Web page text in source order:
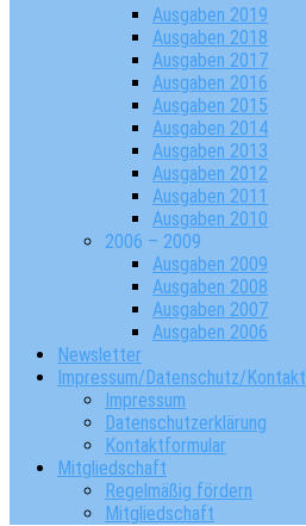
Ausgaben 2019
Ausgaben 2018
Ausgaben 2017
Ausgaben 2016
Ausgaben 2015
Ausgaben 2014
Ausgaben 2013
Ausgaben 2012
Ausgaben 2011
Ausgaben 2010
2006 – 2009
Ausgaben 2009
Ausgaben 2008
Ausgaben 2007
Ausgaben 2006
Newsletter
Impressum/Datenschutz/Kontakt
Impressum
Datenschutzerklärung
Kontaktformular
Mitgliedschaft
Regelmäßig fördern
Mitgliedschaft